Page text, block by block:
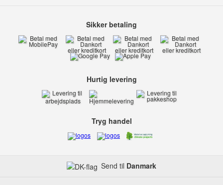
Send til Danmark
Sikker betaling
Hurtig levering
Tryg handel